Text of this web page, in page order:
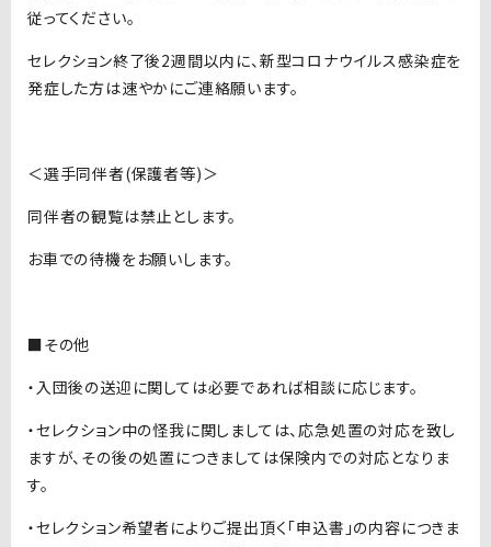
従ってください。
セレクション終了後2週間以内に、新型コロナウイルス感染症を
発症した方は速やかにご連絡願います。
＜選手同伴者(保護者等)＞
同伴者の観覧は禁止とします。
お車での待機をお願いします。
■その他
・入団後の送迎に関しては必要であれば相談に応じます。
・セレクション中の怪我に関しましては、応急処置の対応を致し
ますが、その後の処置につきましては保険内での対応となりま
す。
・セレクション希望者によりご提出頂く「申込書」の内容につきま